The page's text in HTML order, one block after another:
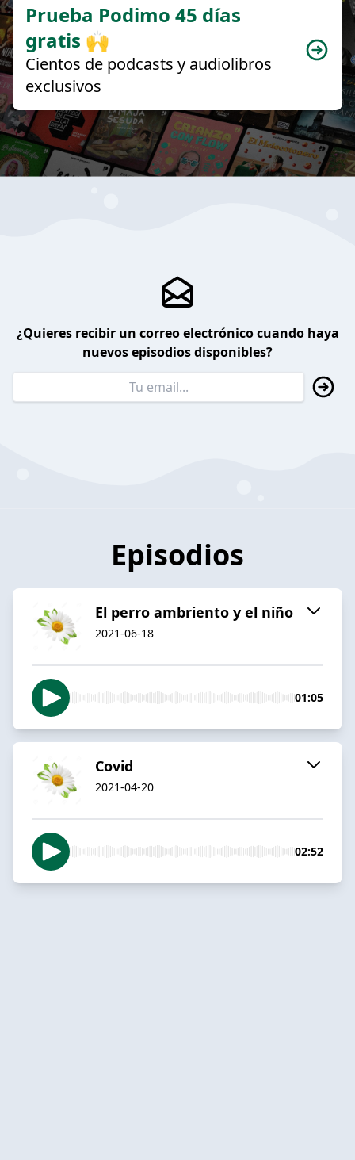
Prueba Podimo 45 días
gratis 🙌
Cientos de podcasts y audiolibros
exclusivos
¿Quieres recibir un correo electrónico cuando haya
nuevos episodios disponibles?
Episodios
El perro ambriento y el niño
2021-06-18
01:05
Covid
2021-04-20
02:52